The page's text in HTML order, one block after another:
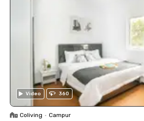
Video 360
Coliving • Campur